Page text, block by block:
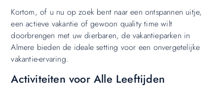
Kortom, of u nu op zoek bent naar een ontspannen uitje,
een actieve vakantie of gewoon quality time wilt
doorbrengen met uw dierbaren, de vakantieparken in
Almere bieden de ideale setting voor een onvergetelijke
vakantie-ervaring.
Activiteiten voor Alle Leeftijden